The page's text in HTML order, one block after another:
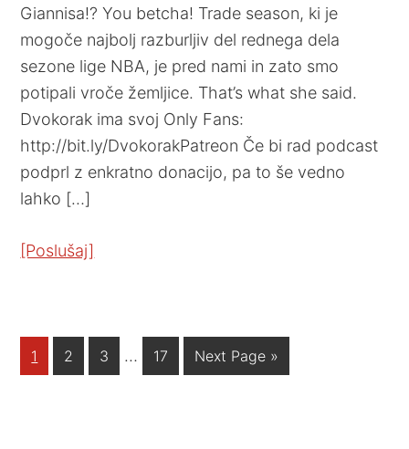
Giannisa!? You betcha! Trade season, ki je
mogoče najbolj razburljiv del rednega dela
sezone lige NBA, je pred nami in zato smo
potipali vroče žemljice. That’s what she said.
Dvokorak ima svoj Only Fans:
http://bit.ly/DvokorakPatreon Če bi rad podcast
podprl z enkratno donacijo, pa to še vedno
lahko […]
[Poslušaj]
1 2 3 … 17 Next Page »